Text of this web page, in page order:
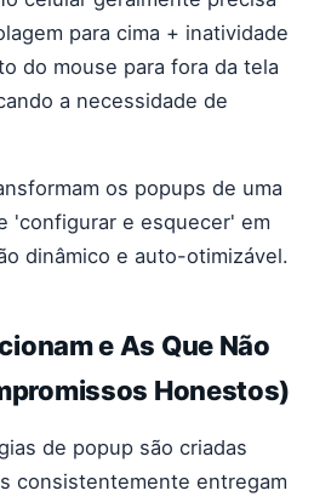
para cima + inatividade
do mouse para fora da tela
a necessidade de
os popups de uma
'configurar e esquecer' em
dinâmico e auto-otimizável.
e As Que Não
Honestos)
de popup são criadas
consistentemente entregam